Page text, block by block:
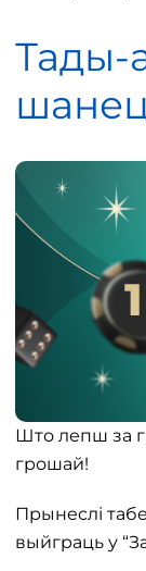
Тады-
Што лепш за
грошай!
Прынеслі
выйграць у